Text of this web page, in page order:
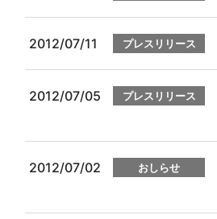
2012/07/11 プレスリリース
2012/07/05 プレスリリース
2012/07/02 おしらせ